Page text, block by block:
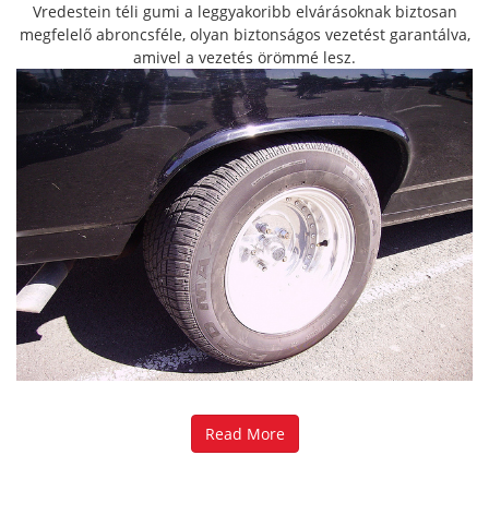
Vredestein téli gumi a leggyakoribb elvárásoknak biztosan
megfelelő abroncsféle, olyan biztonságos vezetést garantálva,
amivel a vezetés örömmé lesz.
Read More